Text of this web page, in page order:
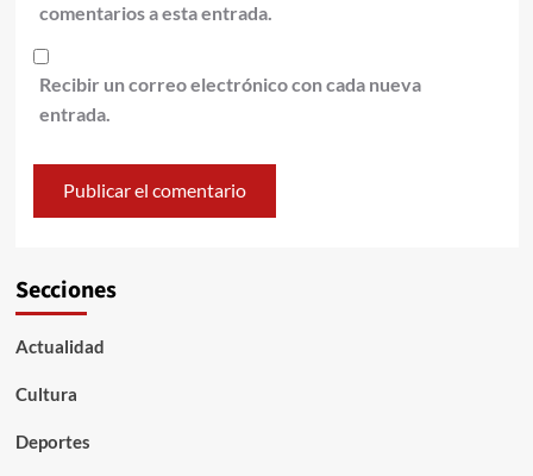
comentarios a esta entrada.
Recibir un correo electrónico con cada nueva
entrada.
Secciones
Actualidad
Cultura
Deportes